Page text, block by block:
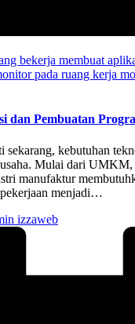
dan Pembuatan
sekarang, kebutuhan
Mulai dari UMKM,
manufaktur
menjadi…
izzaweb